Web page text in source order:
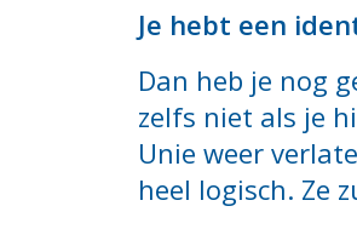
Je hebt een
Dan heb je nog
zelfs niet als je
Unie weer
heel logisch. Ze